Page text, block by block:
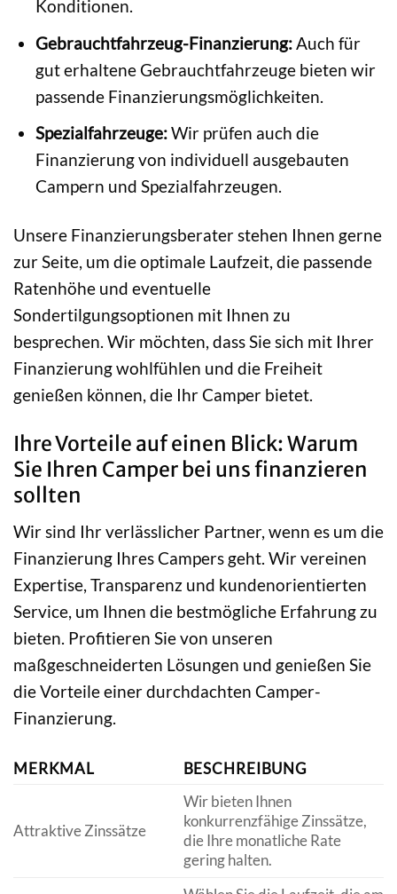
Konditionen.
Gebrauchtfahrzeug-Finanzierung:Auch für
gut erhaltene Gebrauchtfahrzeuge bieten wir
passende Finanzierungsmöglichkeiten.
Spezialfahrzeuge:Wir prüfen auch die
Finanzierung von individuell ausgebauten
Campern und Spezialfahrzeugen.
Unsere Finanzierungsberater stehen Ihnen gerne
zur Seite, um die optimale Laufzeit, die passende
Ratenhöhe und eventuelle
Sondertilgungsoptionen mit Ihnen zu
besprechen. Wir möchten, dass Sie sich mit Ihrer
Finanzierung wohlfühlen und die Freiheit
genießen können, die Ihr Camper bietet.
Ihre Vorteile auf einen Blick: Warum
Sie Ihren Camper bei uns finanzieren
sollten
Wir sind Ihr verlässlicher Partner, wenn es um die
Finanzierung Ihres Campers geht. Wir vereinen
Expertise, Transparenz und kundenorientierten
Service, um Ihnen die bestmögliche Erfahrung zu
bieten. Profitieren Sie von unseren
maßgeschneiderten Lösungen und genießen Sie
die Vorteile einer durchdachten Camper-
Finanzierung.
MERKMAL BESCHREIBUNG
Attraktive Zinssätze
Wir bieten Ihnen
konkurrenzfähige Zinssätze,
die Ihre monatliche Rate
gering halten.